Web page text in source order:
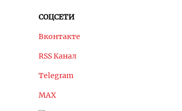
СОЦСЕТИ
Вконтакте
RSS Канал
Telegram
MAX